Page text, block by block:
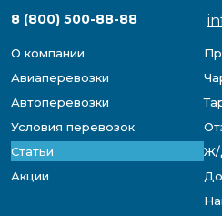
8 (800) 500-88-88
О компании
Авиаперевозки
Автоперевозки
Условия перевозок
Статьи
Ж/
Акции